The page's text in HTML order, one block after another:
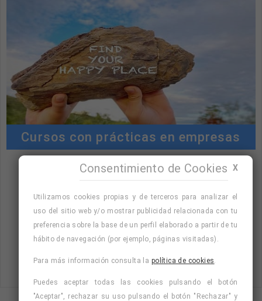
Cursos con prácticas en empresas
"Cursos con prácticas en empresas:
consulta la oferta formativa disponible.
¡Precios con descuento!"
Consulta nuestro listado de cursos
X
Consentimiento de Cookies
Utilizamos cookies propias y de terceros para analizar el
uso del sitio web y/o mostrar publicidad relacionada con tu
preferencia sobre la base de un perfil elaborado a partir de tu
hábito de navegación (por ejemplo, páginas visitadas).
Para más información consulta la política de cookies.
Puedes aceptar todas las cookies pulsando el botón
"Aceptar", rechazar su uso pulsando el botón "Rechazar" y